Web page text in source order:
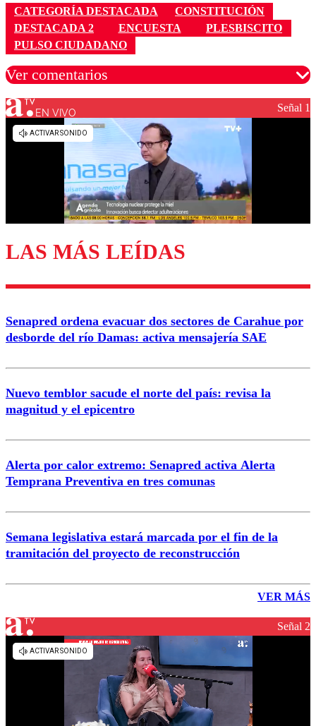
CATEGORÍA DESTACADA
CONSTITUCIÓN
DESTACADA 2
ENCUESTA
PLESBISCITO
PULSO CIUDADANO
Ver comentarios
Los comentarios son moderados para garantizar un
diálogo respetuoso.
Enviar comentario
EN VIVO Señal 1
LAS MÁS LEÍDAS
Senapred ordena evacuar dos sectores de Carahue por
desborde del río Damas: activa mensajería SAE
Nuevo temblor sacude el norte del país: revisa la
magnitud y el epicentro
Alerta por calor extremo: Senapred activa Alerta
Temprana Preventiva en tres comunas
Semana legislativa estará marcada por el fin de la
tramitación del proyecto de reconstrucción
VER MÁS
Señal 2